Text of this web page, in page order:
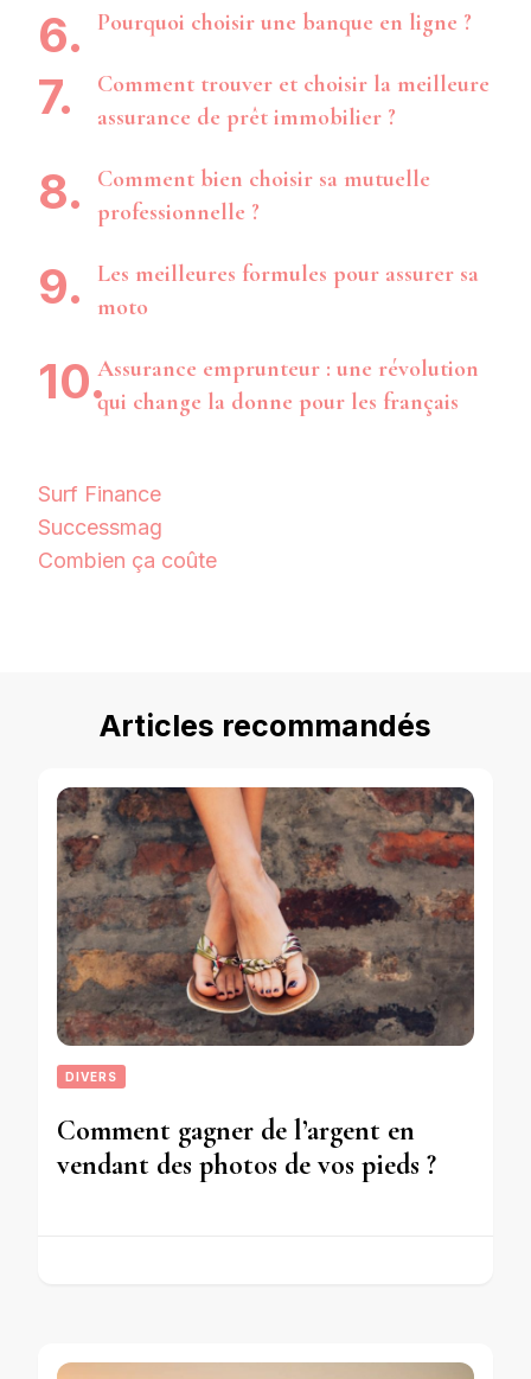
Pourquoi choisir une banque en ligne ?
Comment trouver et choisir la meilleure
assurance de prêt immobilier ?
Comment bien choisir sa mutuelle
professionnelle ?
Les meilleures formules pour assurer sa
moto
Assurance emprunteur : une révolution
qui change la donne pour les français
Surf Finance
Successmag
Combien ça coûte
Articles recommandés
DIVERS
Comment gagner de l’argent en
vendant des photos de vos pieds ?